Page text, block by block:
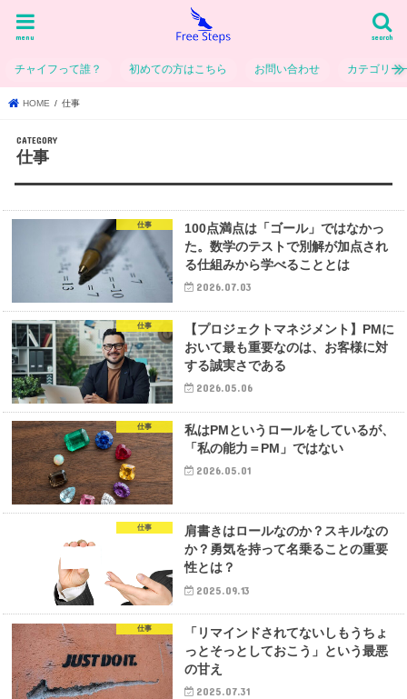
search
menu
チャイフって誰？ 初めての方はこちら お問い合わせ カテゴリー
HOME 仕事
仕事
仕事
100点満点は「ゴール」ではなかっ
た。数学のテストで別解が加点され
る仕組みから学べることとは
2026.07.03
仕事
【プロジェクトマネジメント】PMに
おいて最も重要なのは、お客様に対
する誠実さである
2026.05.06
仕事
私はPMというロールをしているが、
「私の能力＝PM」ではない
2026.05.01
仕事
肩書きはロールなのか？スキルなの
か？勇気を持って名乗ることの重要
性とは？
2025.09.13
仕事
「リマインドされてないしもうちょ
っとそっとしておこう」という最悪
の甘え
2025.07.31